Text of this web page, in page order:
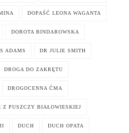
DOPAŚĆ LEONA WAGANTA
DOROTA BINDAROWSKA
ADAMS DR JULIE SMITH
DROGA DO ZAKRĘTU
DROGOCENNA ĆMA
Z PUSZCZY BIAŁOWIESKIEJ
DUCH DUCH OPATA